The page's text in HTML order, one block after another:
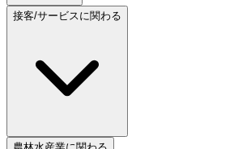
接客/サービスに関わる